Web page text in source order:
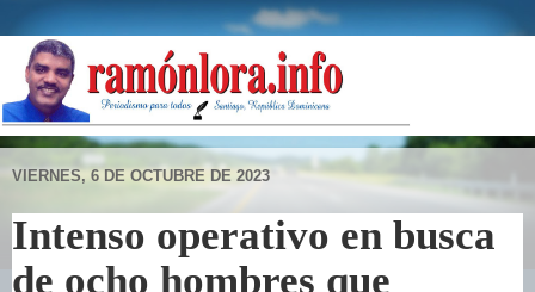
VIERNES, 6 DE OCTUBRE DE 2023
Intenso operativo en busca
de ocho hombres que